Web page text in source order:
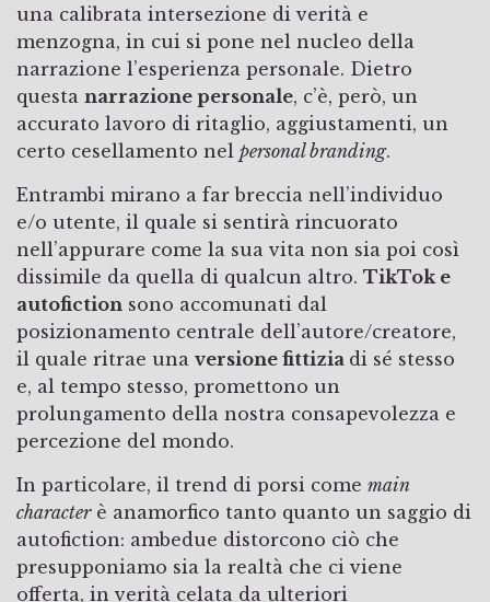
una calibrata intersezione di verità e
menzogna, in cui si pone nel nucleo della
narrazione l’esperienza personale. Dietro
questa narrazione personale, c’è, però, un
accurato lavoro di ritaglio, aggiustamenti, un
certo cesellamento nel personal branding.
Entrambi mirano a far breccia nell’individuo
e/o utente, il quale si sentirà rincuorato
nell’appurare come la sua vita non sia poi così
dissimile da quella di qualcun altro. TikTok e
autofiction sono accomunati dal
posizionamento centrale dell’autore/creatore,
il quale ritrae una versione fittizia di sé stesso
e, al tempo stesso, promettono un
prolungamento della nostra consapevolezza e
percezione del mondo.
In particolare, il trend di porsi come main
characterè anamorfico tanto quanto un saggio di
autofiction: ambedue distorcono ciò che
presupponiamo sia la realtà che ci viene
offerta, in verità celata da ulteriori